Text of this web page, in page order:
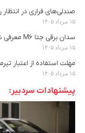
صندلی‌های فراری در انتظار
۱۵ مرداد ۱۴۰۵
سدان برقی جتا M6 معرفی شد؛ محصول مشترک فولکس واگن و فاو
۱۵ مرداد ۱۴۰۵
مهلت استفاده از اعتبار
۱۵ مرداد ۱۴۰۵
پیشنهادات سردبیر: